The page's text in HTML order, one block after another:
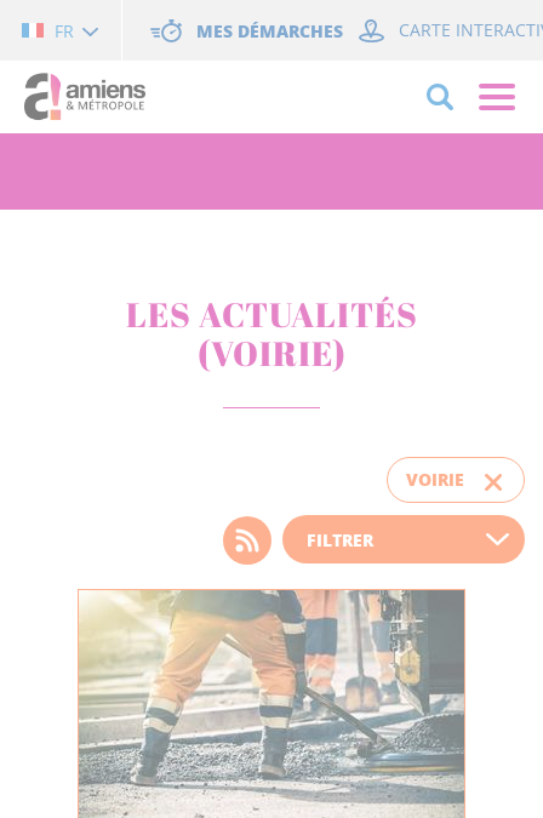
FR MES DÉMARCHES CARTE
LES ACTUALITÉS
(VOIRIE)
VOIRIE
Choisissez votre filtre
d'actualité